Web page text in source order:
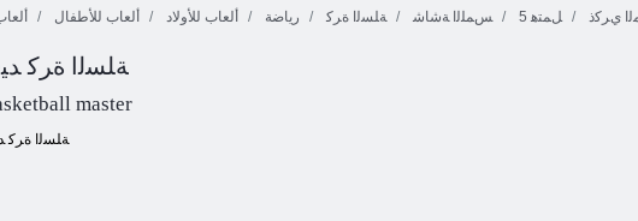
ألعاب للأطفال ألعاب للأولاد رياضة ﺔﻠﺴﻟﺍ ﺓﺮﻛ ﺲﻤﻠﻟﺍ ﺔﺷﺎﺷ 5 ﻞﻤﺘﻫ ﻱﺮﻛﺫ
ﺔﻠﺴﻟﺍ ﺓﺮﻛ
master
ﺔﻠﺴﻟﺍ ﺓﺮﻛ